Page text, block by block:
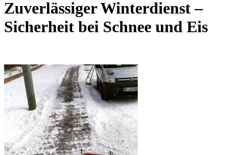
Zuverlässiger Winterdienst –
Sicherheit bei Schnee und Eis